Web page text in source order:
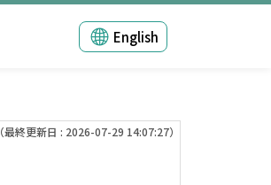
English
（最終更新日 : 2026-07-29 14:07:27）